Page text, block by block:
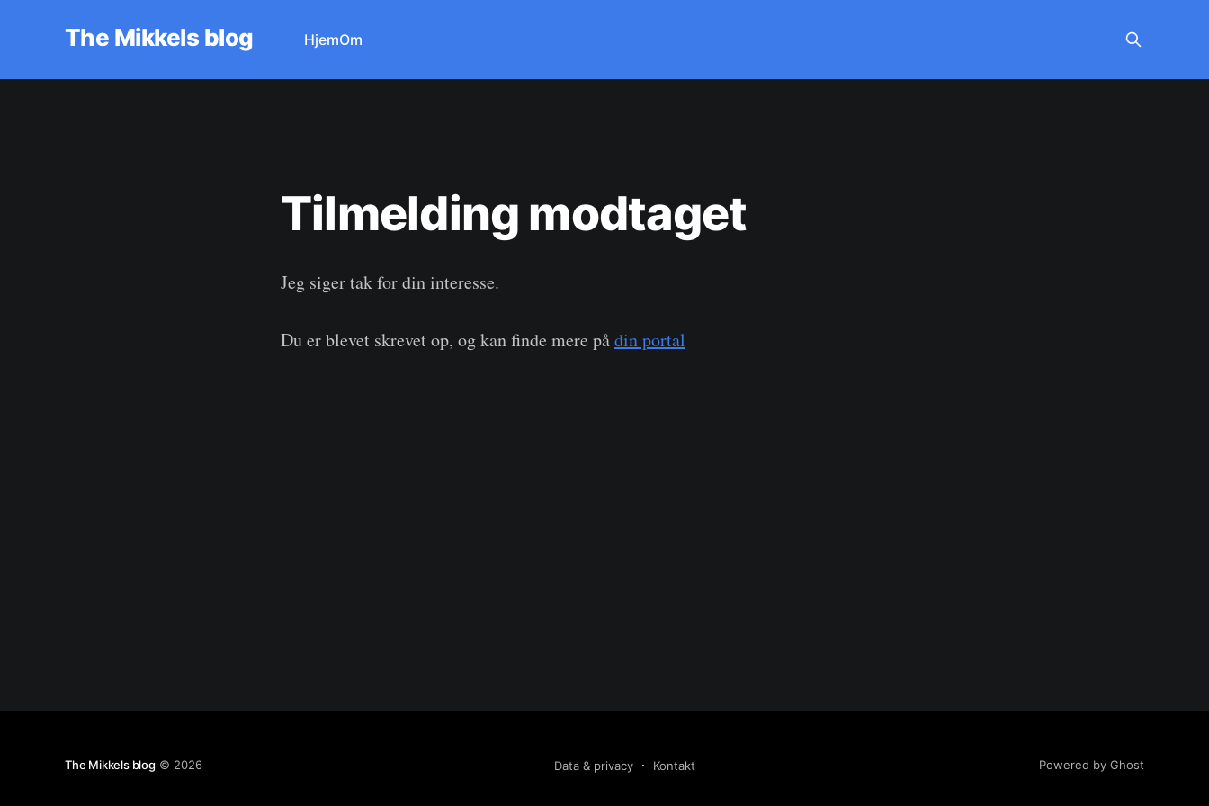
The Mikkels blog HjemOm
Tilmelding modtaget
Jeg siger tak for din interesse.
Du er blevet skrevet op, og kan finde mere pådin portal
The Mikkels blog© 2026 Data & privacy Kontakt Powered by Ghost